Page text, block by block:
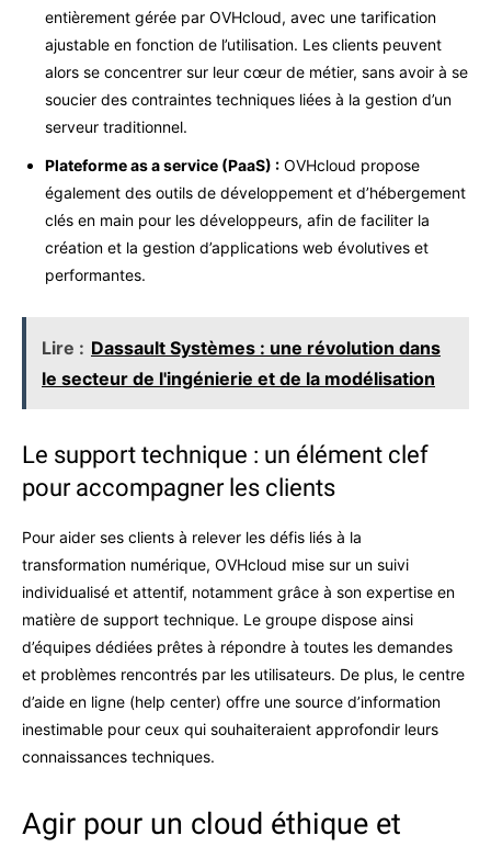
entièrement gérée par OVHcloud, avec une tarification
ajustable en fonction de l’utilisation. Les clients peuvent
alors se concentrer sur leur cœur de métier, sans avoir à se
soucier des contraintes techniques liées à la gestion d’un
serveur traditionnel.
Plateforme as a service (PaaS) : OVHcloud propose
également des outils de développement et d’hébergement
clés en main pour les développeurs, afin de faciliter la
création et la gestion d’applications web évolutives et
performantes.
Lire : Dassault Systèmes : une révolution dans
le secteur de l'ingénierie et de la modélisation
Le support technique : un élément clef
pour accompagner les clients
Pour aider ses clients à relever les défis liés à la
transformation numérique, OVHcloud mise sur un suivi
individualisé et attentif, notamment grâce à son expertise en
matière de support technique. Le groupe dispose ainsi
d’équipes dédiées prêtes à répondre à toutes les demandes
et problèmes rencontrés par les utilisateurs. De plus, le centre
d’aide en ligne (help center) offre une source d’information
inestimable pour ceux qui souhaiteraient approfondir leurs
connaissances techniques.
Agir pour un cloud éthique et